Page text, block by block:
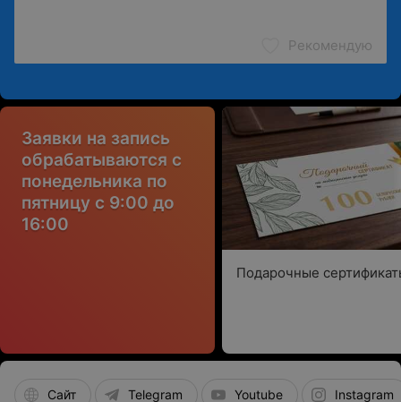
Рекомендую
Заявки на запись
обрабатываются с
понедельника по
пятницу с 9:00 до
16:00
Подарочные
Сайт Telegram Youtube Instagram